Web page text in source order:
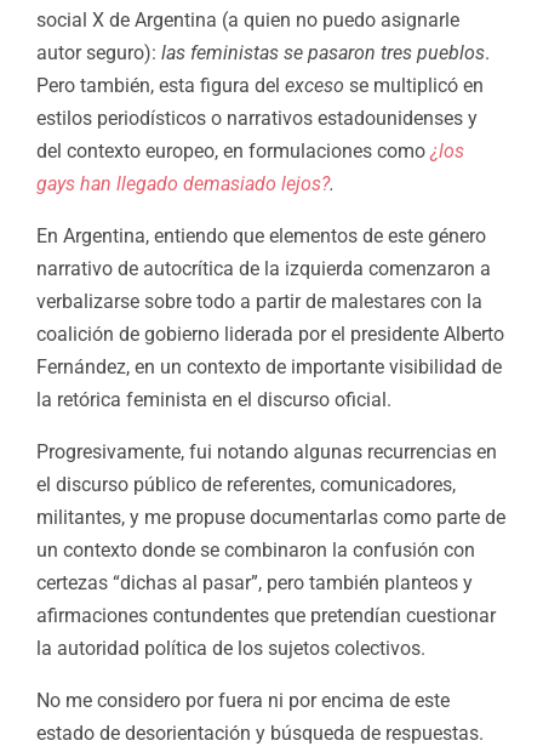
social X de Argentina (a quien no puedo asignarle
autor seguro): las feministas se pasaron tres pueblos.
Pero también, esta figura del exceso se multiplicó en
estilos periodísticos o narrativos estadounidenses y
del contexto europeo, en formulaciones como ¿los
gays han llegado demasiado lejos?.
En Argentina, entiendo que elementos de este género
narrativo de autocrítica de la izquierda comenzaron a
verbalizarse sobre todo a partir de malestares con la
coalición de gobierno liderada por el presidente Alberto
Fernández, en un contexto de importante visibilidad de
la retórica feminista en el discurso oficial.
Progresivamente, fui notando algunas recurrencias en
el discurso público de referentes, comunicadores,
militantes, y me propuse documentarlas como parte de
un contexto donde se combinaron la confusión con
certezas “dichas al pasar”, pero también planteos y
afirmaciones contundentes que pretendían cuestionar
la autoridad política de los sujetos colectivos.
No me considero por fuera ni por encima de este
estado de desorientación y búsqueda de respuestas.